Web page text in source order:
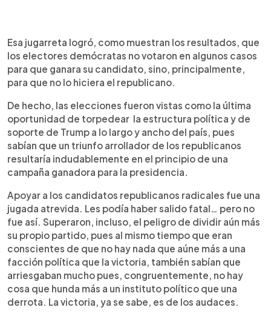
Esa jugarreta logró, como muestran los resultados, que
los electores demócratas no votaron en algunos casos
para que ganara su candidato, sino, principalmente,
para que no lo hiciera el republicano.
De hecho, las elecciones fueron vistas como la última
oportunidad de torpedear la estructura política y de
soporte de Trump a lo largo y ancho del país, pues
sabían que un triunfo arrollador de los republicanos
resultaría indudablemente en el principio de una
campaña ganadora para la presidencia.
Apoyar a los candidatos republicanos radicales fue una
jugada atrevida. Les podía haber salido fatal… pero no
fue así. Superaron, incluso, el peligro de dividir aún más
su propio partido, pues al mismo tiempo que eran
conscientes de que no hay nada que aúne más a una
facción política que la victoria, también sabían que
arriesgaban mucho pues, congruentemente, no hay
cosa que hunda más a un instituto político que una
derrota. La victoria, ya se sabe, es de los audaces.